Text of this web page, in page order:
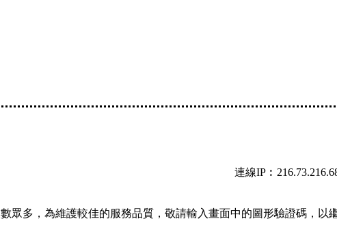
連線
眾多，為維護較佳的服務品質，敬請輸入畫面中的圖形驗證碼，以